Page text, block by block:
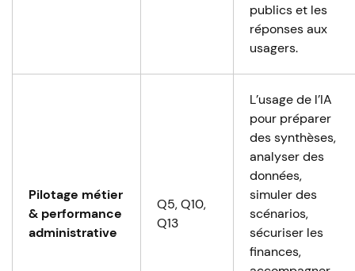
publics et les
réponses aux
usagers.
Pilotage métier
& performance
administrative
Q5, Q10,
Q13
L’usage de l’IA
pour préparer
des synthèses,
analyser des
données,
simuler des
scénarios,
sécuriser les
finances,